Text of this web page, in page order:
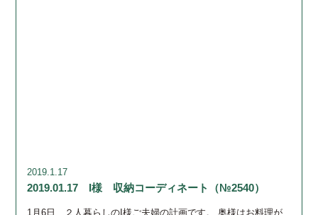
2019.1.17
2019.01.17 I様 収納コーディネート（№2540）
1月6日 ２人暮らしのI様ご夫婦の計画です。 奥様はお料理が